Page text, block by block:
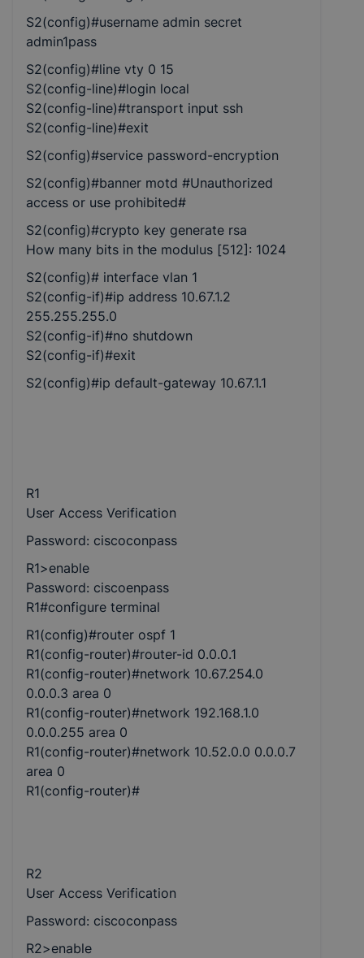
S2(config)#username admin secret
admin1pass
S2(config)#line vty 0 15
S2(config-line)#login local
S2(config-line)#transport input ssh
S2(config-line)#exit
S2(config)#service password-encryption
S2(config)#banner motd #Unauthorized
access or use prohibited#
S2(config)#crypto key generate rsa
How many bits in the modulus [512]: 1024
S2(config)# interface vlan 1
S2(config-if)#ip address 10.67.1.2
255.255.255.0
S2(config-if)#no shutdown
S2(config-if)#exit
S2(config)#ip default-gateway 10.67.1.1
R1
User Access Verification
Password: ciscoconpass
R1>enable
Password: ciscoenpass
R1#configure terminal
R1(config)#router ospf 1
R1(config-router)#router-id 0.0.0.1
R1(config-router)#network 10.67.254.0
0.0.0.3 area 0
R1(config-router)#network 192.168.1.0
0.0.0.255 area 0
R1(config-router)#network 10.52.0.0 0.0.0.7
area 0
R1(config-router)#
R2
User Access Verification
Password: ciscoconpass
R2>enable